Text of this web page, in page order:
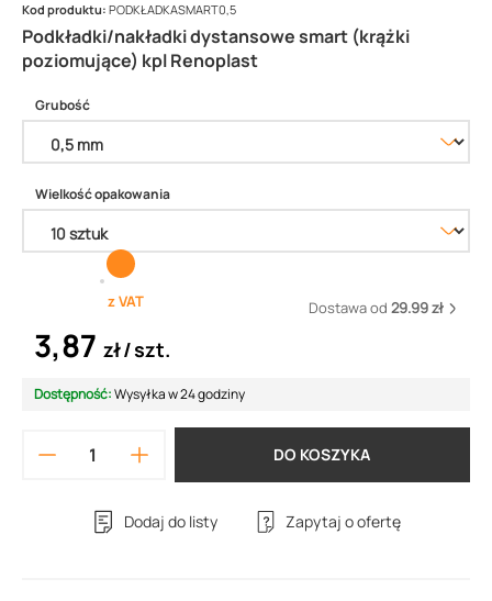
Podkładki/nakładki dystansowe smart (krążki
poziomujące) kpl Renoplast
Kod produktu: PODKŁADKASMART0,5
Grubość
Wielkość opakowania
z VAT Dostawa od 29.99 zł
3,87 zł szt.
Dostępność:Wysyłka w 24 godziny
DO KOSZYKA
Dodaj do listy Zapytaj o ofertę